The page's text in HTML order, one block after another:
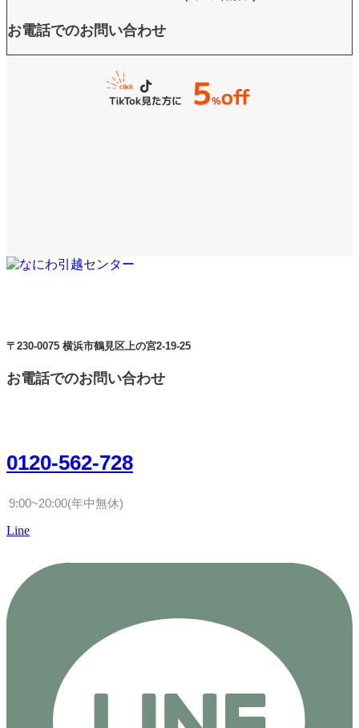
お電話でのお問い合わせ
〒230-0075 横浜市鶴見区上の宮2-19-25
お電話でのお問い合わせ
0120-562-728
9:00~20:00(年中無休)
Line